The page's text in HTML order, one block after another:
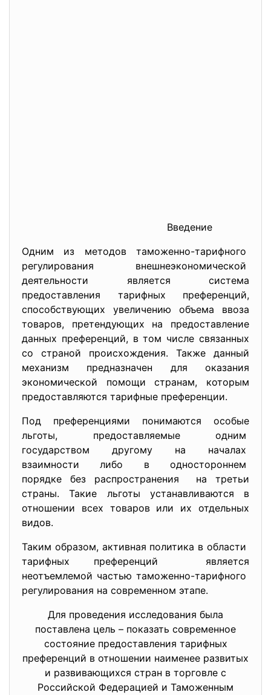
Введение
Одним из методов таможенно-тарифного
регулирования внешнеэкономической
деятельности является система
предоставления тарифных преференций,
способствующих увеличению объема ввоза
товаров, претендующих на предоставление
данных преференций, в том числе связанных
со страной происхождения. Также данный
механизм предназначен для оказания
экономической помощи странам, которым
предоставляются тарифные преференции.
Под преференциями понимаются особые
льготы, предоставляемые одним
государством другому на началах
взаимности либо в одностороннем
порядке без распространения на третьи
страны. Такие льготы устанавливаются в
отношении всех товаров или их отдельных
видов.
Таким образом, активная политика в области
тарифных преференций является
неотъемлемой частью таможенно-тарифного
регулирования на современном этапе.
Для проведения исследования была
поставлена цель – показать современное
состояние предоставления тарифных
преференций в отношении наименее развитых
и развивающихся стран в торговле с
Российской Федерацией и Таможенным